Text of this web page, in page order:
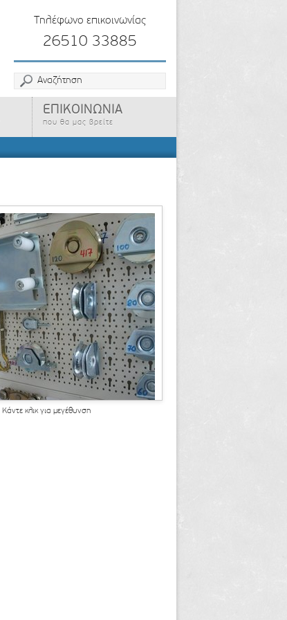
ΕΠΙΚΟΙΝΩΝΙΑ
που θα μας βρείτε
Τηλέφωνο επικοινωνίας
26510 33885
Κάντε κλικ για μεγέθυνση